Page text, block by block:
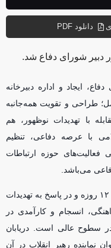
دبیر شورای دفاع شد.
ایجاد و اداره دبیرخانه
طراحی و تقویت همه‌جانبه
با تهدیدات نوظهور، هم
با عرصه دفاعی، تنظیم
فعالیت‌های حوزه ارتباطات
می‌باشد.
شورای دفاع ساختاری است که پس از جنگ ۱۲ روزه و در پاسخ به تهدیدات
انسجام و کارآمدی در
سطوح عالی است. دریابان
نماینده رهبر انقلاب در آن
دانلود PDF